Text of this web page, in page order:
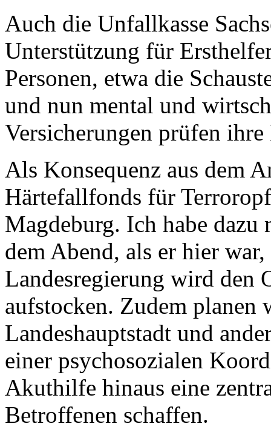
Auch die Unfallkasse
Unterstützung für
Personen, etwa die
und nun mental und
Versicherungen prüfen
Als Konsequenz aus dem
Härtefallfonds für
Magdeburg. Ich habe
dem Abend, als er hier
Landesregierung wird den
aufstocken. Zudem planen
Landeshauptstadt und
einer psychosozialen
Akuthilfe hinaus eine
Betroffenen schaffen.